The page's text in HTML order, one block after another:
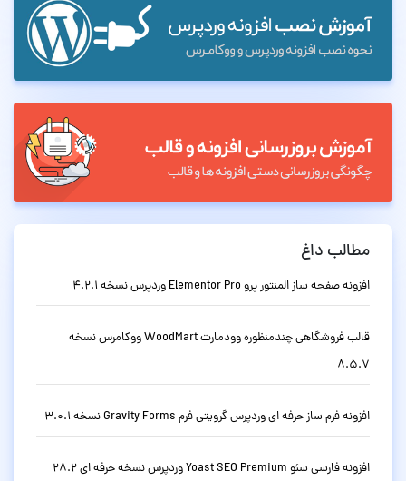
مطالب داغ
افزونه صفحه ساز المنتور پرو Elementor Pro وردپرس نسخه 4.2.1
قالب فروشگاهی چندمنظوره وودمارت WoodMart ووکامرس نسخه
8.5.7
افزونه فرم ساز حرفه ای وردپرس گرویتی فرم Gravity Forms نسخه 3.0.1
افزونه فارسی سئو Yoast SEO Premium وردپرس نسخه حرفه ای 28.2